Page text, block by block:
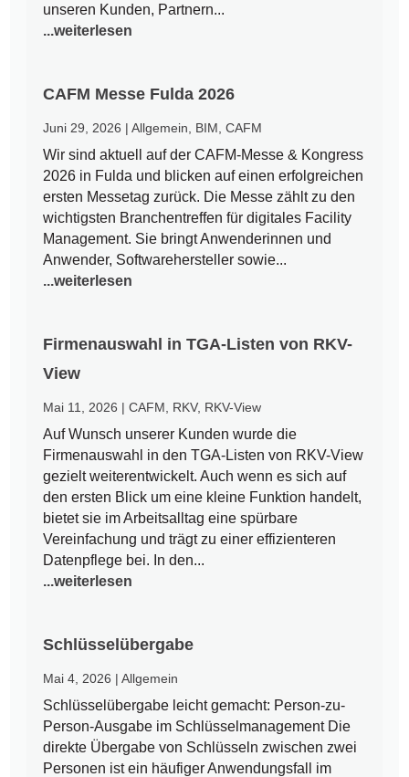
unseren Kunden, Partnern...
...weiterlesen
CAFM Messe Fulda 2026
Juni 29, 2026 |Allgemein BIM ,CAFM
Wir sind aktuell auf der CAFM-Messe & Kongress
2026 in Fulda und blicken auf einen erfolgreichen
ersten Messetag zurück. Die Messe zählt zu den
wichtigsten Branchentreffen für digitales Facility
Management. Sie bringt Anwenderinnen und
Anwender, Softwarehersteller sowie...
...weiterlesen
Firmenauswahl in TGA-Listen von RKV-
View
Mai 11, 2026 |CAFM RKV, RKV-View
Auf Wunsch unserer Kunden wurde die
Firmenauswahl in den TGA-Listen von RKV-View
gezielt weiterentwickelt. Auch wenn es sich auf
den ersten Blick um eine kleine Funktion handelt,
bietet sie im Arbeitsalltag eine spürbare
Vereinfachung und trägt zu einer effizienteren
Datenpflege bei. In den...
...weiterlesen
Schlüsselübergabe
Mai 4, 2026 |Allgemein
Schlüsselübergabe leicht gemacht: Person-zu-
Person-Ausgabe im Schlüsselmanagement Die
direkte Übergabe von Schlüsseln zwischen zwei
Personen ist ein häufiger Anwendungsfall im